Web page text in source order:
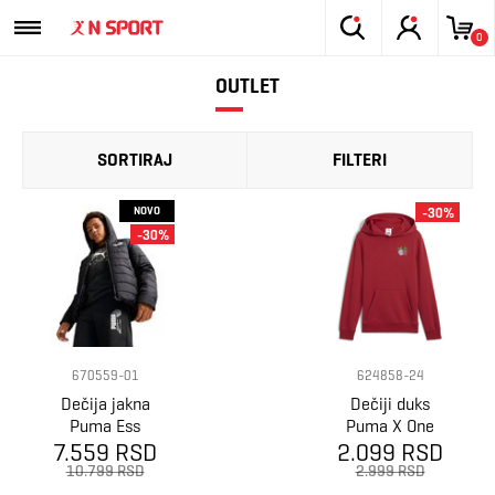
0
OUTLET
SORTIRAJ FILTERI
670559-01
Dečija jakna
Puma Ess
hooded padded
jacket
7.559 RSD
10.799 RSD
NOVO
-30%
624858-24
Dečiji duks
Puma X One
Piece graphic
hoodie tr
2.099 RSD
2.999 RSD
-30%